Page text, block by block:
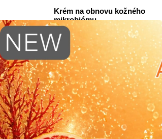
Krém na obnovu kožného
mikrobiómu
Krém, 50 ml
Bohatá, no zároveň príjemne
jemná starostlivosť pre
dehydrovanú a citlivú pleť s
narušenou kožnou bariérou.
Intenzívne hydratuje,
podporuje tvorbu ochranných
lipidov a pomáha obnovovať
prirodzenú rovnováhu
kožného mikrobiómu.
Viac informácií